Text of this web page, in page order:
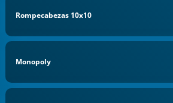
Rompecabezas 10x10
Monopoly